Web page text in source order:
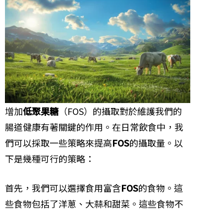
增加低聚果糖（FOS）的攝取對於維護我們的
腸道健康有著關鍵的作用。在日常飲食中，我
們可以採取一些策略來提高FOS的攝取量。以
下是幾種可行的策略：
首先，我們可以選擇食用富含FOS的食物。這
些食物包括了洋蔥、大蒜和甜菜。這些食物不